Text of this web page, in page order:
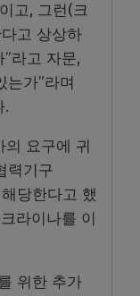
고, 그런(크
고 상상하
라고 자문,
는가”라며
.
요구에 귀
력기구
당한다고 했
라이나를 이
위한 추가